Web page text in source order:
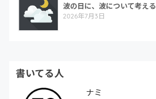
波の日に、波について考える
2026年7月3日
書いてる人
ナミ